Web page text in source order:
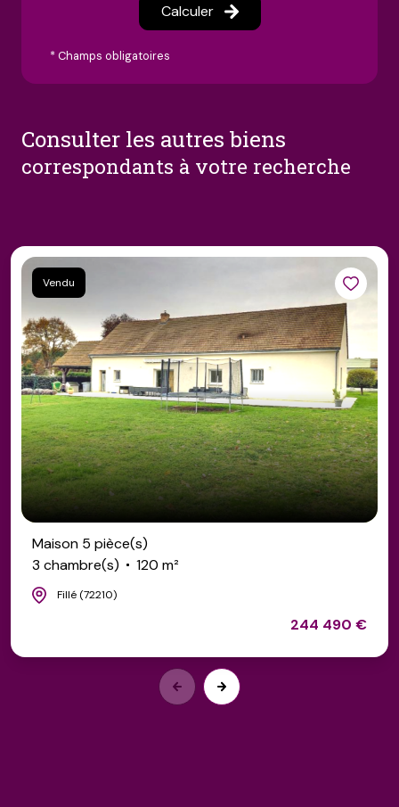
Calculer
* Champs obligatoires
consulter les autres biens
correspondants à votre recherche
Vendu
Maison 5 pièce(s)
3 chambre(s)
120 m²
Fillé (72210)
244 490 €